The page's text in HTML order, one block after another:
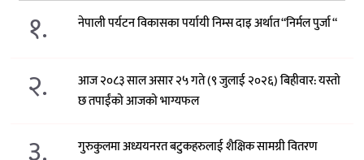
१. नेपाली पर्यटन विकासका पर्यायी निम्स दाइ अर्थात “निर्मल पुर्जा “
२.
आज २०८३ साल असार २५ गते (९ जुलाई २०२६) बिहीवार: यस्तो
छ तपाईंको आजको भाग्यफल
गुरुकुलमा अध्ययनरत बटुकहरुलाई शैक्षिक सामग्री वितरण